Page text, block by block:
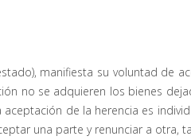
manifiesta su voluntad de
no se adquieren los bienes
de la herencia es
una parte y renunciar a otra,